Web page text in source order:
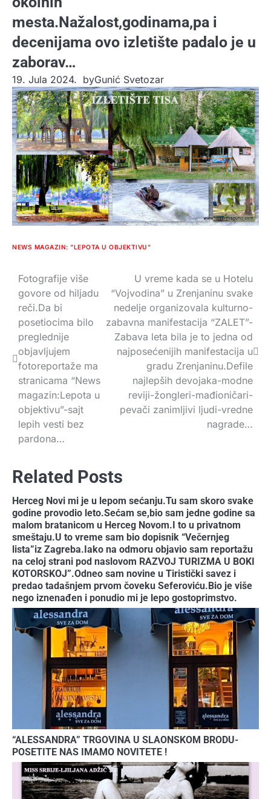
mesta.Nažalost,godinama,pa i
decenijama ovo izletište padalo je u
zaborav…
19. Jula 2024. byGunić Svetozar
NEWS MAGAZIN: "LEPOTA U OBJEKTIVU"
Navigacija
članaka
Fotografije više
govore od hiljadu
reči.Da bi
posetiocima bilo
preglednije
objavljujem
fotoreportaže ma
stranicama “News
magazin:Lepota u
objektivu”-sajt
lepih vesti bez
pardona…
U vreme kada se u Hotelu
“Vojvodina” u Zrenjaninu svake
nedelje organizovala kulturno-
zabavna manifestacija “ZALET”-
Zabava leta bila je to jedna od
najposećenijih manifestacija u
gradu Zrenjaninu.Defile
najlepših devojaka-modne
reviji-žongleri-mađioničari-
pevači zanimljivi ljudi-vredne
nagrade…
Related Posts
Herceg Novi mi je u lepom sećanju.Tu sam skoro svake
godine provodio leto.Sećam se,bio sam jedne godine sa
malom bratanicom u Herceg Novom.I to u privatnom
smeštaju.U to vreme sam bio dopisnik “Večernjeg
lista”iz Zagreba.Iako na odmoru objavio sam reportažu
na celoj strani pod naslovom RAZVOJ TURIZMA U BOKI
KOTORSKOJ”.Odneo sam novine u Tiristički savez i
predao tadašnjem prvom čoveku Seferoviću.Bio je više
nego iznenađen i ponudio mi je lepo gostoprimstvo.
“ALESSANDRA” TRGOVINA U SLAONSKOM BRODU-
POSETITE NAS IMAMO NOVITETE !